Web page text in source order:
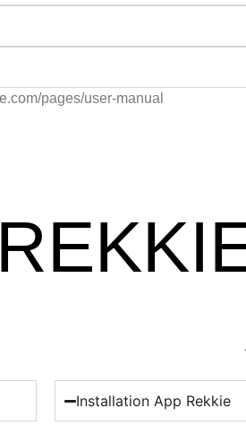
pages/user-manual
Installation App Rekkie